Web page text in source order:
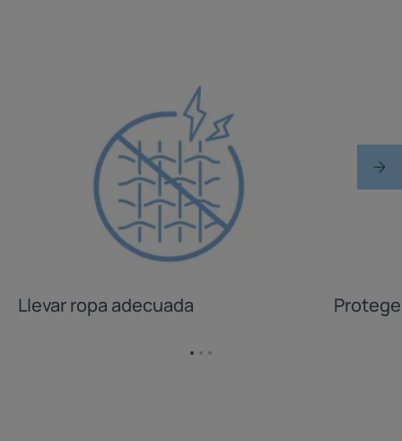
Llevar ropa adecuada
IrIrIr